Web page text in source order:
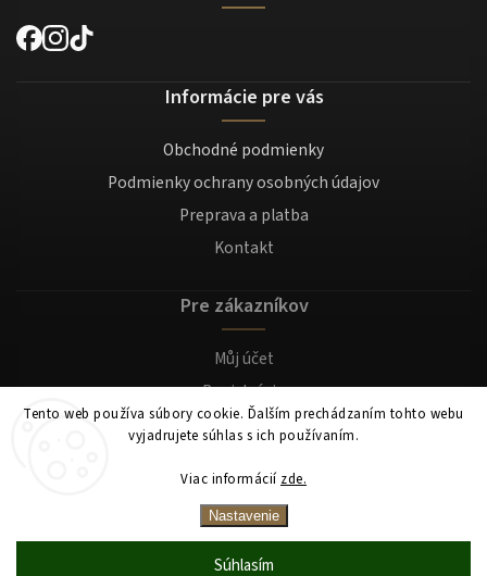
Tento web používa súbory cookie. Ďalším prechádzaním tohto webu
vyjadrujete súhlas s ich používaním.
Viac informácií zde.
Nastavenie
Súhlasím
Informácie pre vás
Obchodné podmienky
Podmienky ochrany osobných údajov
Preprava a platba
Kontakt
Pre zákazníkov
Můj účet
Registrácia
Prihlásenie
Mocafino.sk. Všetky práva vyhradené.